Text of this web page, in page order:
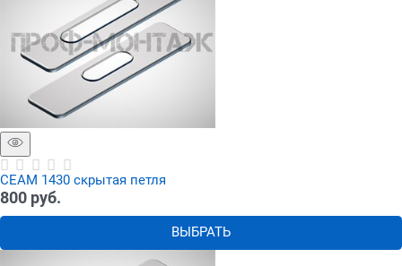
СЕАМ 1430 скрытая петля
800 руб.
ВЫБРАТЬ